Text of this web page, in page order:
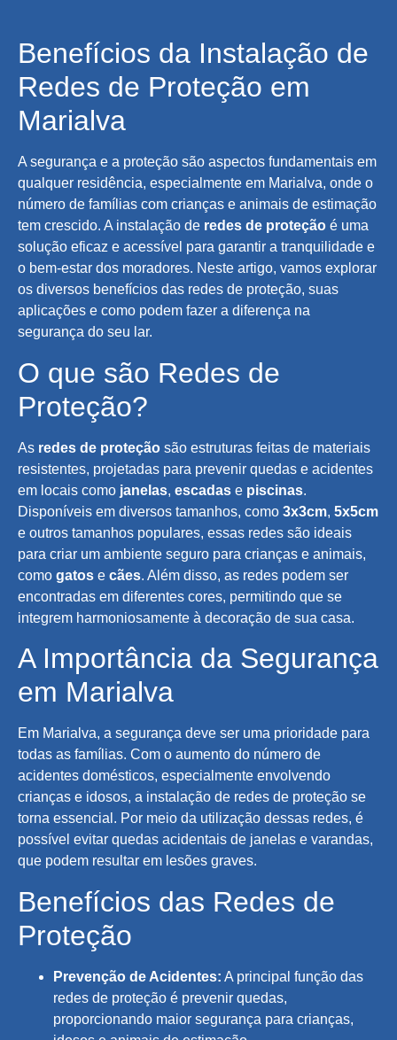
Benefícios da Instalação de
Redes de Proteção em
Marialva
A segurança e a proteção são aspectos fundamentais em
qualquer residência, especialmente em Marialva, onde o
número de famílias com crianças e animais de estimação
tem crescido. A instalação de redes de proteção é uma
solução eficaz e acessível para garantir a tranquilidade e
o bem-estar dos moradores. Neste artigo, vamos explorar
os diversos benefícios das redes de proteção, suas
aplicações e como podem fazer a diferença na
segurança do seu lar.
O que são Redes de
Proteção?
As redes de proteção são estruturas feitas de materiais
resistentes, projetadas para prevenir quedas e acidentes
em locais como janelas, escadas e piscinas.
Disponíveis em diversos tamanhos, como 3x3cm, 5x5cm
e outros tamanhos populares, essas redes são ideais
para criar um ambiente seguro para crianças e animais,
como gatos e cães. Além disso, as redes podem ser
encontradas em diferentes cores, permitindo que se
integrem harmoniosamente à decoração de sua casa.
A Importância da Segurança
em Marialva
Em Marialva, a segurança deve ser uma prioridade para
todas as famílias. Com o aumento do número de
acidentes domésticos, especialmente envolvendo
crianças e idosos, a instalação de redes de proteção se
torna essencial. Por meio da utilização dessas redes, é
possível evitar quedas acidentais de janelas e varandas,
que podem resultar em lesões graves.
Benefícios das Redes de
Proteção
Prevenção de Acidentes: A principal função das
redes de proteção é prevenir quedas,
proporcionando maior segurança para crianças,